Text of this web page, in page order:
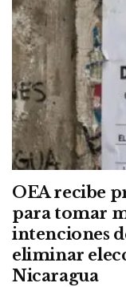
OEA recibe
para tomar
intenciones
eliminar
Nicaragua